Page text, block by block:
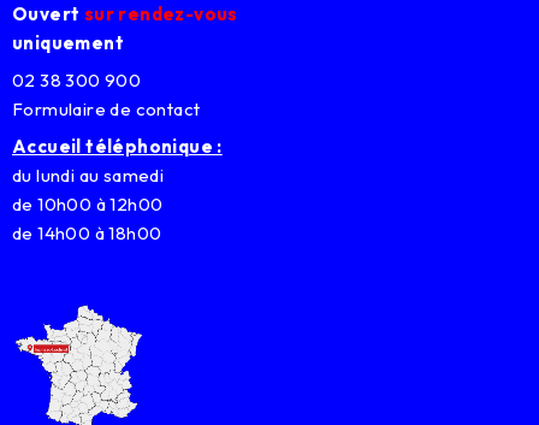
Ouvert sur rendez-vous
uniquement
02 38 300 900
Formulaire de contact
Accueil téléphonique :
du lundi au samedi
de 10h00 à 12h00
de 14h00 à 18h00